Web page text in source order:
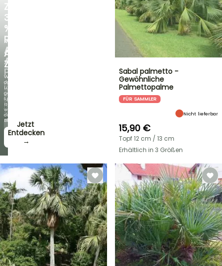
ZU
30
%
RABATT
AUF
AUSGEWÄHLTE
PFLANZEN!
Entdecken
Sie
jede
Woche
neue
Angebote
Jetzt
zugreifen!
→
NEU
AGAPANTHUS
ZAMBEZI
Wenn
das
Laub
genauso
spektakulär
ist
wie
die
Blüten!
Entdecken
→
Sabal palmetto -
Gewöhnliche
Palmettopalme
FÜR SAMMLER
Nicht lieferbar
15,90 €
Topf 12 cm / 13 cm
Erhältlich in 3 Größen